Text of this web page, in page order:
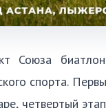
Союза
спорта.
четвертый